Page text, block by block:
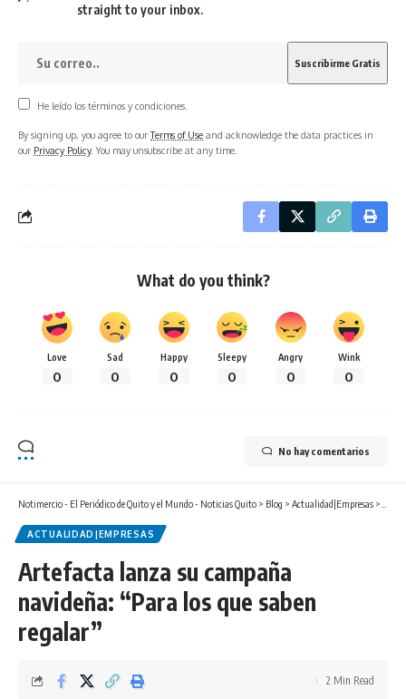
straight to your inbox.
He leído los términos y condiciones.
By signing up, you agree to ourTerms of Use and acknowledge the data practices in
our Privacy Policy. You may unsubscribe at any time.
What do you think?
Love
0
Sad
0
Happy
0
Sleepy
0
Angry
0
Wink
0
No hay comentarios
Notimercio - El Periódico de Quito y el Mundo - Noticias Quito > Blog > Actualidad|Empresas >
ACTUALIDAD|EMPRESAS
Artefacta lanza su campaña
navideña: “Para los que saben
regalar”
2 Min Read